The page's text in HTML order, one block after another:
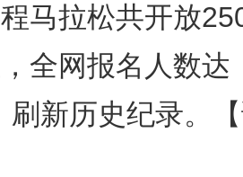
马拉松共开放
全网报名人数达
新历史纪录。